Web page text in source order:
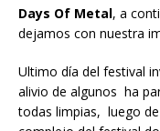
Days Of Metal, a
dejamos con nuestra
Ultimo día del festival
alivio de algunos ha
todas limpias, luego